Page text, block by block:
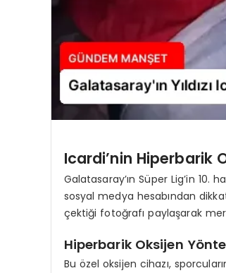
Icardi’nin Hiperbarik
Galatasaray’ın Süper Lig’in 10.
sosyal medya hesabından
çektiği fotoğrafı paylaşarak
Hiperbarik Oksijen
Bu özel oksijen cihazı,